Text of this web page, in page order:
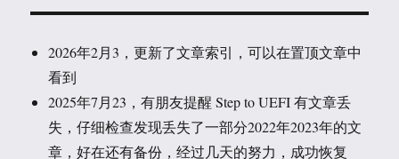
2026年2月3，更新了文章索引，可以在置顶文章中
看到
2025年7月23，有朋友提醒 Step to UEFI 有文章丢
失，仔细检查发现丢失了一部分2022年2023年的文
章，好在还有备份，经过几天的努力，成功恢复